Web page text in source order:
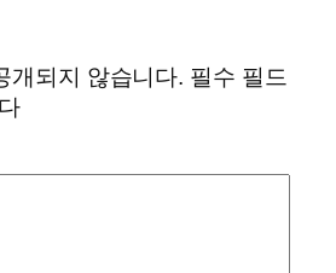
개되지 않습니다. 필수 필드